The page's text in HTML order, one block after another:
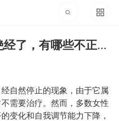
了，有哪些不正常
自然停止的现象，由于它属
需要治疗。然而，多数女性
变化和自我调节能力下降，